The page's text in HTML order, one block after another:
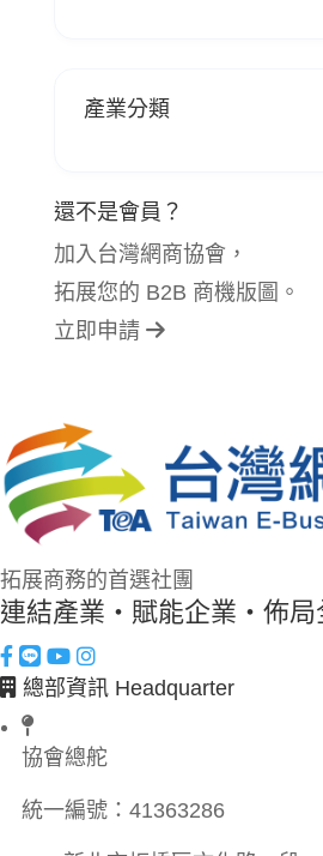
產業分類
還不是會員？
加入台灣網商協會，
拓展您的 B2B 商機版圖。
立即申請
拓展商務的首選社團
連結產業・賦能企業・佈局
總部資訊 Headquarter
協會總舵
統一編號： 41363286